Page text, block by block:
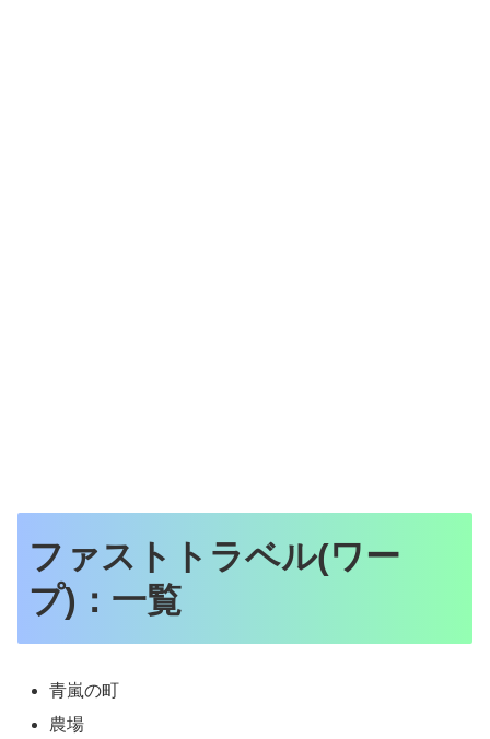
ファストトラベル(ワー
プ)：一覧
青嵐の町
農場